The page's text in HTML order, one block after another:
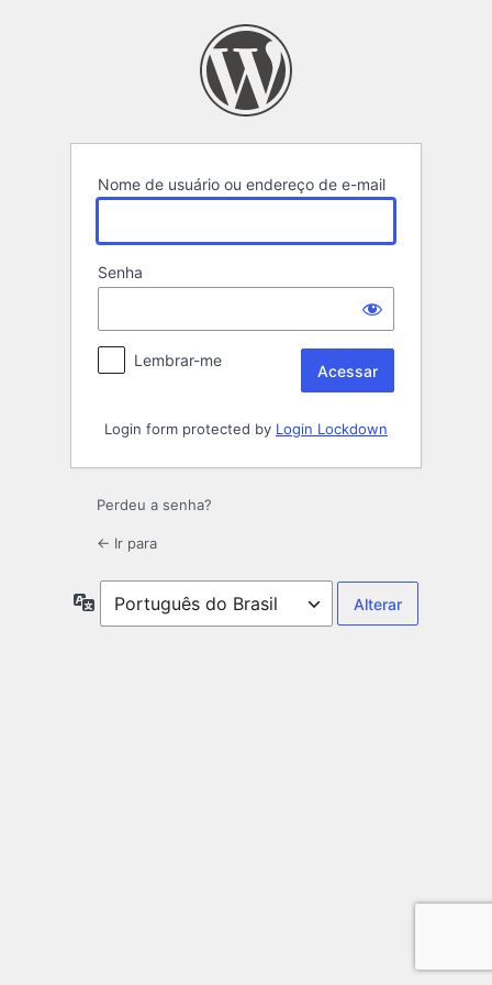
Nome de usuário ou endereço de e-mail
Senha
Lembrar-me
Login form protected by Login Lockdown
Perdeu a senha?
← Ir para
Idioma